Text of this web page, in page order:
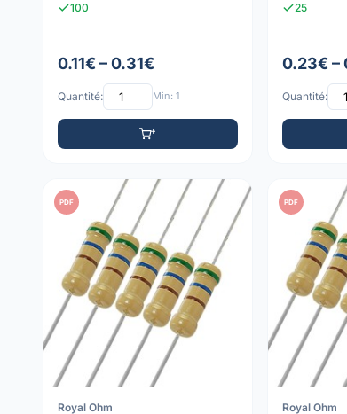
100
0.11€ – 0.31€
Quantité: Min: 1
25
0.23€ –
Quantité:
PDF
Royal Ohm
PDF
Royal Ohm